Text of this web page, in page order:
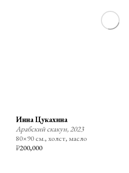
₽200,000
Инна Цукахина
Арабский скакун, 2023
80×90 см., холст, масло